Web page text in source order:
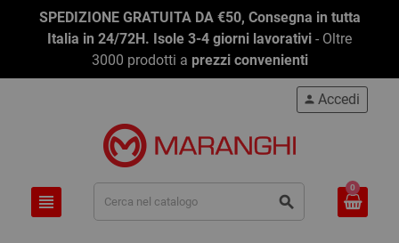
SPEDIZIONE GRATUITA DA €50, Consegna in tutta
Italia in 24/72H. Isole 3-4 giorni lavorativi - Oltre
3000 prodotti a prezzi convenienti
view_headline search
person Accedi
0